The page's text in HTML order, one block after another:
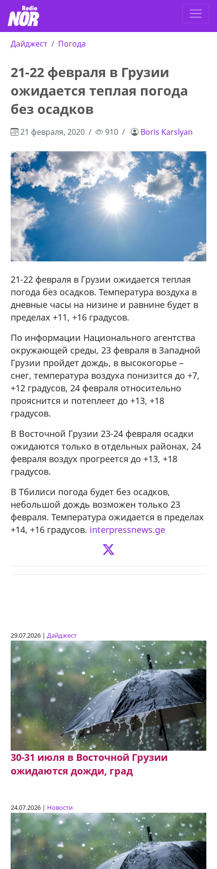
Дайджест Погода
21-22 февраля в Грузии
ожидается теплая погода
без осадков
21 февраля, 2020 910 Boris Karslyan
21-22 февраля в Грузии ожидается теплая
погода без осадков. Температура воздуха в
дневные часы на низине и равнине будет в
пределах +11, +16 градусов.
По информации Национального агентства
окружающей среды, 23 февраля в Западной
Грузии пройдет дождь, в высокогорье –
снег, температура воздуха понизится до +7,
+12 градусов, 24 февраля относительно
прояснится и потеплеет до +13, +18
градусов.
В Восточной Грузии 23-24 февраля осадки
ожидаются только в отдельных районах, 24
февраля воздух прогреется до +13, +18
градусов.
В Тбилиси погода будет без осадков,
небольшой дождь возможен только 23
февраля. Температура ожидается в пределах
+14, +16 градусов. interpressnews.ge
29.07.2026 |Дайджест
30-31 июля в Восточной Грузии
ожидаются дожди, град
24.07.2026 | Новости